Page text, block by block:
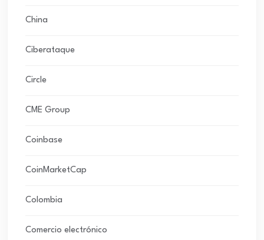
China
Ciberataque
Circle
CME Group
Coinbase
CoinMarketCap
Colombia
Comercio electrónico